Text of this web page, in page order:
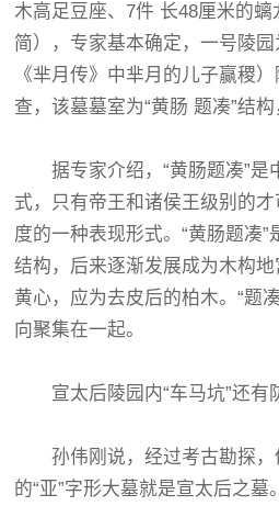
木高足豆座、7件 长48厘米的
简），专家基本确定，一号陵
《芈月传》中芈月的儿子赢稷
查，该墓墓室为“黄肠 题凑”结构
据专家介绍，“黄肠题凑”是
式，只有帝王和诸侯王级别的
度的一种表现形式。“黄肠题凑
结构，后来逐渐发展成为木构地
黄心，应为去皮后的柏木。“题
向聚集在一起。
宣太后陵园内“车马坑”还有
孙伟刚说，经过考古勘探，
的“亚”字形大墓就是宣太后之墓。